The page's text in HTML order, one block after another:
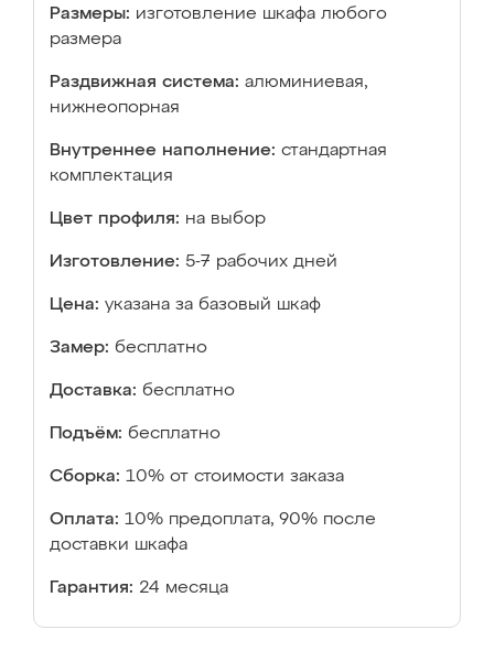
Размеры: изготовление шкафа любого
размера
Раздвижная система: алюминиевая,
нижнеопорная
Внутреннее наполнение: стандартная
комплектация
Цвет профиля: на выбор
Изготовление: 5-7 рабочих дней
Цена: указана за базовый шкаф
Замер: бесплатно
Доставка: бесплатно
Подъём: бесплатно
Сборка: 10% от стоимости заказа
Оплата: 10% предоплата, 90% после
доставки шкафа
Гарантия: 24 месяца